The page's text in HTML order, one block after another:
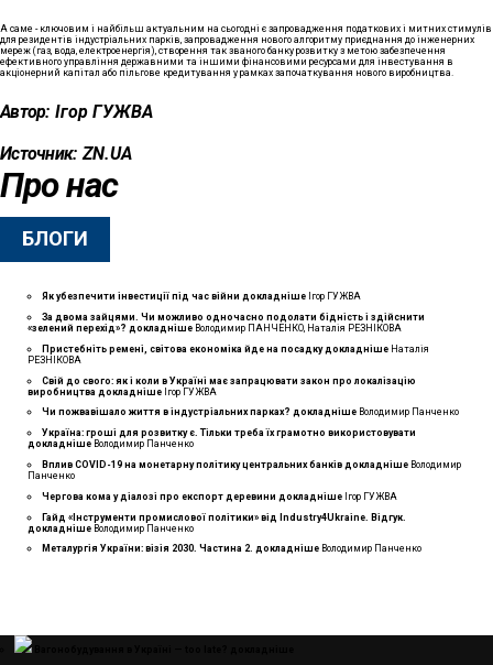
А саме - ключовим і найбільш актуальним на сьогодні є запровадження податкових і митних стимулів
для резидентів індустріальних парків, запровадження нового алгоритму приєднання до інженерних
мереж (газ, вода, електроенергія), створення так званого банку розвитку з метою забезпечення
ефективного управління державними та іншими фінансовими ресурсами для інвестування в
акціонерний капітал або пільгове кредитування у рамках започаткування нового виробництва.
Автор: Ігор ГУЖВА
Источник: ZN.UA
Про нас
БЛОГИ
Як убезпечити інвестиції під час війни докладнiше Ігор ГУЖВА
За двома зайцями. Чи можливо одночасно подолати бідність і здійснити
«зелений перехід»? докладнiше Володимир ПАНЧЕНКО, Наталія РЕЗНІКОВА
Пристебніть ремені, світова економіка йде на посадку докладнiше Наталія
РЕЗНІКОВА
Свій до свого: як і коли в Україні має запрацювати закон про локалізацію
виробництва докладнiше Ігор ГУЖВА
Чи пожвавішало життя в індустріальних парках? докладнiше Володимир Панченко
Україна: гроші для розвитку є. Тільки треба їх грамотно використовувати
докладнiше Володимир Панченко
Вплив COVID-19 на монетарну політику центральних банків докладнiше Володимир
Панченко
Чергова кома у діалозі про експорт деревини докладнiше Ігор ГУЖВА
Гайд «Інструменти промислової політики» від Industry4Ukraine. Відгук.
докладнiше Володимир Панченко
Металургія України: візія 2030. Частина 2. докладнiше Володимир Панченко